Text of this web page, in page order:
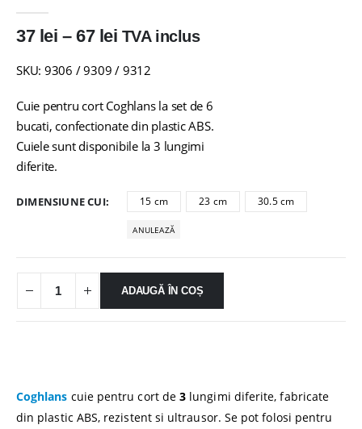
37 lei – 67 leiInterval
prețuri:
până
la
67 lei
TVA inclus
SKU: 9306 / 9309 / 9312
Cuie pentru cort Coghlans la set de 6
bucati, confectionate din plastic ABS.
Cuiele sunt disponibile la 3 lungimi
diferite.
DIMENSIUNE CUI 15 cm 23 cm 30.5 cm
ANULEAZĂ
ADAUGĂ ÎN COȘ
Coghlans cuie pentru cort de3 lungimi diferite, fabricate
din plastic ABS, rezistent si ultrausor. Se pot folosi pentru